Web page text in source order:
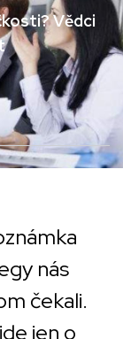
Vědci
nás
čekali.
jen o